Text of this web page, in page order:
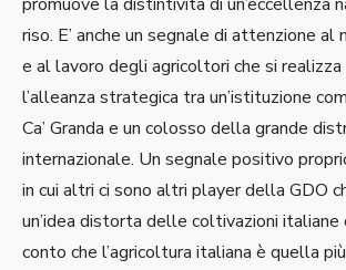
riso. E’ anche un segnale di attenzione
e al lavoro degli agricoltori che si
l’alleanza strategica tra un’istituzione
Ca’ Granda e un colosso della grande
internazionale. Un segnale positivo
in cui altri ci sono altri player della GDO
un’idea distorta delle coltivazioni italiane
conto che l’agricoltura italiana è quella